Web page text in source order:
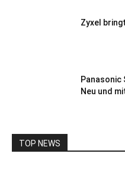
Zyxel
Panasonic
Neu und
TOP NEWS